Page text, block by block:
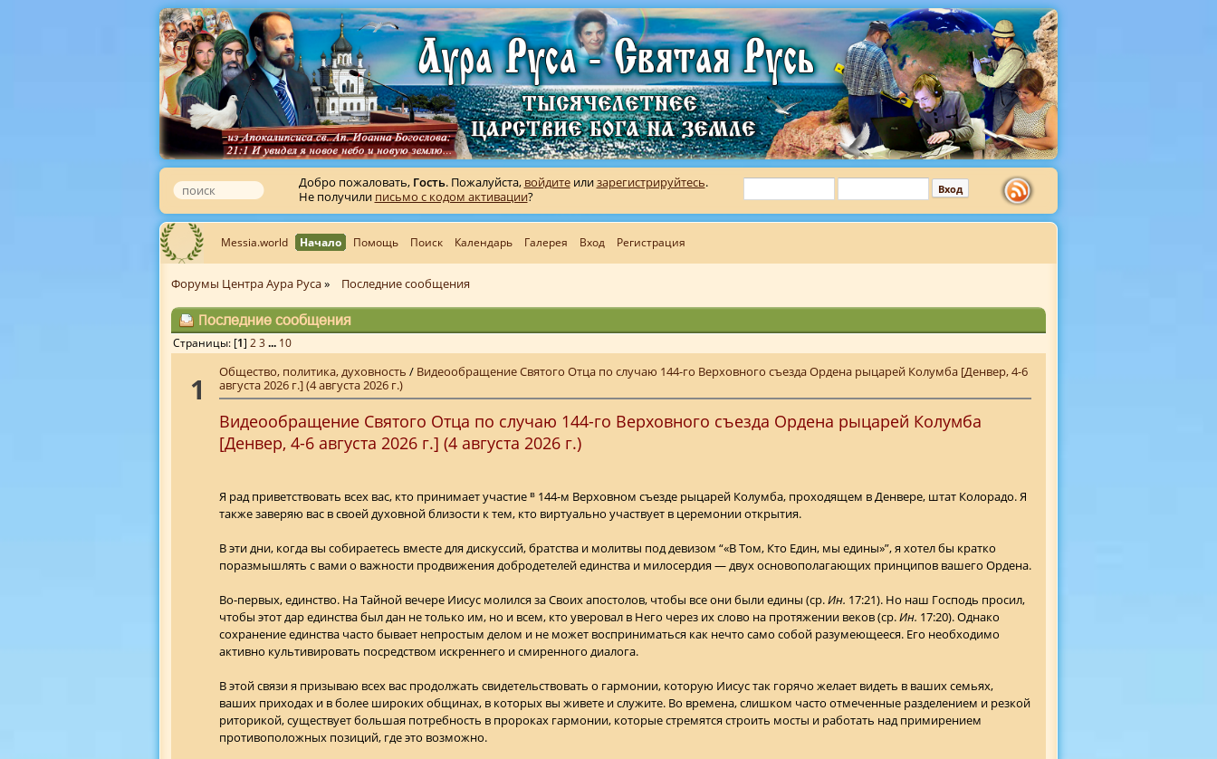
Добро пожаловать, Гость. Пожалуйста, войдитеилизарегистрируйтесь.
Не получили письмо с кодом активации?
Messia.world Начало Помощь Поиск Календарь Галерея Вход Регистрация
Форумы Центра Аура Руса» Последние сообщения
Последние сообщения
Страницы: [1] 2 3 ... 10
1 Общество, политика, духовность / Видеообращение Святого Отца по случаю 144-го Верховного съезда Ордена рыцарей Колумба [Денвер, 4-6
августа 2026 г.] (4 августа 2026 г.)
Видеообращение Святого Отца по случаю 144-го Верховного съезда Ордена рыцарей Колумба
[Денвер, 4-6 августа 2026 г.] (4 августа 2026 г.)
Я рад приветствовать всех вас, кто принимает участие в144-м Верховном съезде рыцарей Колумба, проходящем в Денвере, штат Колорадо. Я
также заверяю вас в своей духовной близости к тем, кто виртуально участвует в церемонии открытия.
В эти дни, когда вы собираетесь вместе для дискуссий, братства и молитвы под девизом “«В Том, Кто Един, мы едины»”, я хотел бы кратко
поразмышлять с вами о важности продвижения добродетелей единства и милосердия — двух основополагающих принципов вашего Ордена.
Во-первых, единство. На Тайной вечере Иисус молился за Своих апостолов, чтобы все они были едины (ср.Ин. 17:21). Но наш Господь просил,
чтобы этот дар единства был дан не только им, но и всем, кто уверовал в Него через их слово на протяжении веков (ср.Ин. 17:20). Однако
сохранение единства часто бывает непростым делом и не может восприниматься как нечто само собой разумеющееся. Его необходимо
активно культивировать посредством искреннего и смиренного диалога.
В этой связи я призываю всех вас продолжать свидетельствовать о гармонии, которую Иисус так горячо желает видеть в ваших семьях,
ваших приходах и в более широких общинах, в которых вы живете и служите. Во времена, слишком часто отмеченные разделением и резкой
риторикой, существует большая потребность в пророках гармонии, которые стремятся строить мосты и работать над примирением
противоположных позиций, где это возможно.